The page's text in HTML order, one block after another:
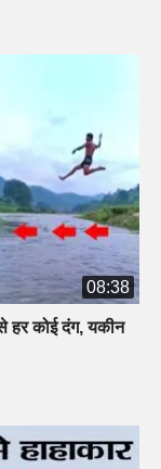
08:38
हर कोई दंग, यकीन